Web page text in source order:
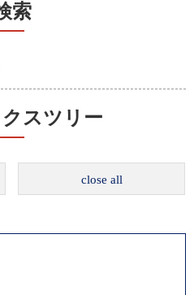
索
スツリー
close all